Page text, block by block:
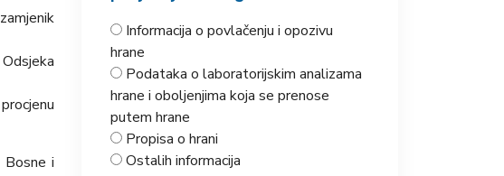
i
Informacija o povlačenju i opozivu
hrane
Podataka o laboratorijskim analizama
hrane i oboljenjima koja se prenose
putem hrane
Propisa o hrani
Ostalih informacija